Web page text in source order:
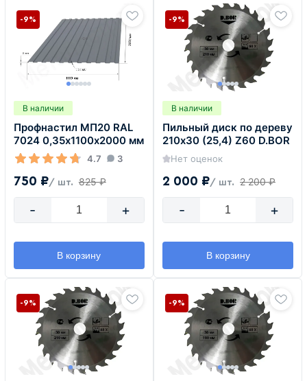
В наличии
Профнастил МП20 RAL
7024 0,35х1100х2000 мм
4.7 3
750 ₽/ шт. 825 ₽
-9%
- +
В корзину
В наличии
Пильный диск по дереву
210х30 (25,4) Z60 D.BOR
Нет оценок
2 000 ₽/ шт. 2 200 ₽
-9%
- +
В корзину
-9% -9%